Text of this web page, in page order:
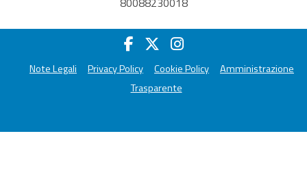
Note Legali Privacy Policy Cookie Policy
Amministrazione
Trasparente